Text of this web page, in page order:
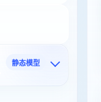
静态模型